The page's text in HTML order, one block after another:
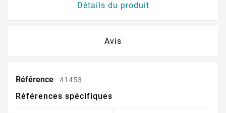
Détails du produit
Avis
Référence 41453
Références spécifiques